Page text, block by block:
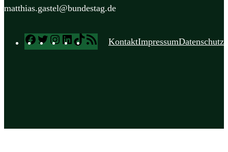
matthias.gastel@bundestag.de
Facebook
TwitterInstagram
LinkedIn
TikTok
RSSKontaktImpressumDatenschutz